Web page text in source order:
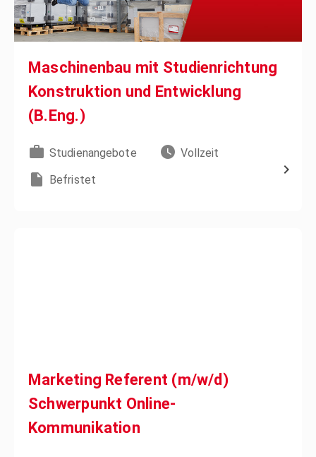
Maschinenbau mit Studienrichtung
Konstruktion und Entwicklung
(B.Eng.)
Studienangebote Vollzeit
Befristet
Marketing Referent (m/w/d)
Schwerpunkt Online-
Kommunikation